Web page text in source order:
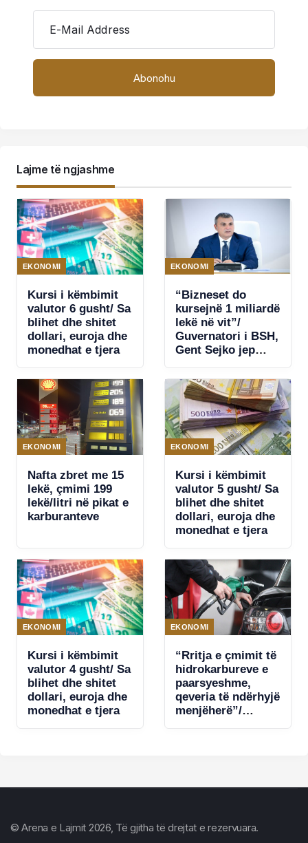
E-Mail Address
Lajme të ngjashme
EKONOMI
Kursi i këmbimit
valutor 6 gusht/ Sa
blihet dhe shitet
dollari, euroja dhe
monedhat e tjera
EKONOMI
“Bizneset do
kursejnë 1 miliardë
lekë në vit”/
Guvernatori i BSH,
Gent Sejko jep
nëntor Shqipëria
pjesë e pagesave
të shpejta TIPS
EKONOMI
Nafta zbret me 15
lekë, çmimi 199
lekë/litri në pikat e
karburanteve
EKONOMI
Kursi i këmbimit
valutor 5 gusht/ Sa
blihet dhe shitet
dollari, euroja dhe
monedhat e tjera
EKONOMI
Kursi i këmbimit
valutor 4 gusht/ Sa
blihet dhe shitet
dollari, euroja dhe
monedhat e tjera
EKONOMI
“Rritja e çmimit të
hidrokarbureve e
paarsyeshme,
qeveria të ndërhyjë
menjëherë”/
kontrabandën
© Arena e Lajmit 2026, Të gjitha të drejtat e rezervuara.